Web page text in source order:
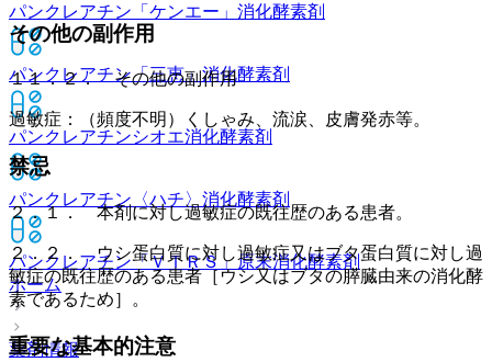
パンクレアチン「ケンエー」 消化酵素剤
パンクレアチン「三恵」消化酵素剤
パンクレアチンシオエ消化酵素剤
パンクレアチン〈ハチ〉 消化酵素剤
パンクレアチン「ＶＴＲＳ」原末消化酵素剤
ホーム
薬剤情報
その他の副作用
１１．２． その他の副作用
過敏症：（頻度不明）くしゃみ、流涙、皮膚発赤等。
禁忌
２．１． 本剤に対し過敏症の既往歴のある患者。
２．２． ウシ蛋白質に対し過敏症又はブタ蛋白質に対し過
敏症の既往歴のある患者［ウシ又はブタの膵臓由来の消化酵
素であるため］。
重要な基本的注意